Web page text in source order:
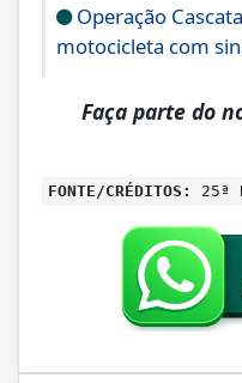
Operação
motocicleta com
Faça parte do
FONTE/CRÉDITOS: 25ª